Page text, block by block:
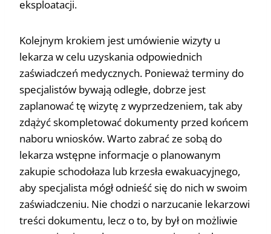
eksploatacji.
Kolejnym krokiem jest umówienie wizyty u
lekarza w celu uzyskania odpowiednich
zaświadczeń medycznych. Ponieważ terminy do
specjalistów bywają odległe, dobrze jest
zaplanować tę wizytę z wyprzedzeniem, tak aby
zdążyć skompletować dokumenty przed końcem
naboru wniosków. Warto zabrać ze sobą do
lekarza wstępne informacje o planowanym
zakupie schodołaza lub krzesła ewakuacyjnego,
aby specjalista mógł odnieść się do nich w swoim
zaświadczeniu. Nie chodzi o narzucanie lekarzowi
treści dokumentu, lecz o to, by był on możliwie